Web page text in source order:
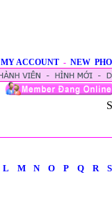
MY ACCOUNT - NEW
L M N O P Q R S